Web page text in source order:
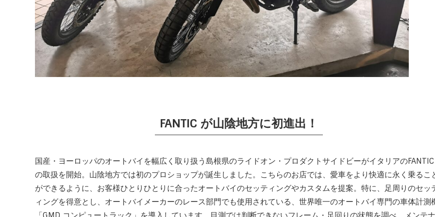
FANTIC が山陰地方に初進出！
国産・ヨーロッパのオートバイを幅広く取り扱う島根県のライドオン・プロダクトサイドビーがイタリアのFANTIC
の取扱を開始。山陰地方では初のプロショップが誕生しました。こちらのお店では、愛車をより快適に永く乗るこ
ができるように、お客様ひとりひとりに合ったオートバイのセッティングやカスタムを提案。特に、足周りのセッ
ィングを得意とし、オートバイメーカーのレース部門でも使用されている、世界唯一のオートバイ専門の車体計測